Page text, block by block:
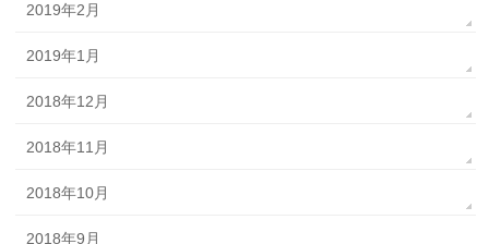
2019年2月
2019年1月
2018年12月
2018年11月
2018年10月
2018年9月